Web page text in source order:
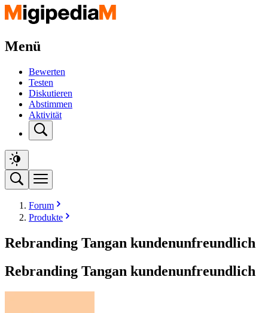
Menü
Bewerten
Testen
Diskutieren
Abstimmen
Aktivität
Forum
Produkte
Rebranding Tangan kundenunfreundlich
Rebranding Tangan kundenunfreundlich